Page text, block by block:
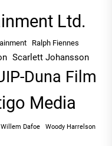
Ltd.
Ralph Fiennes
Scarlett Johansson
Duna Film
Media
Willem Dafoe Woody Harrelson